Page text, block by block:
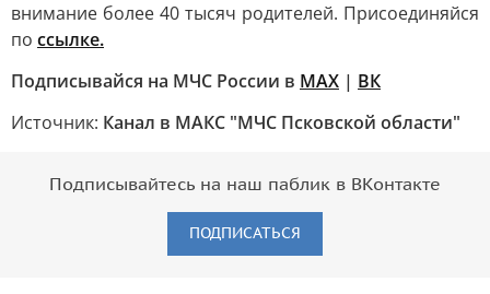
внимание более 40 тысяч родителей. Присоединяйся
по ссылке.
Подписывайся на МЧС России в MAX | ВК
Источник: Канал в МАКС "МЧС Псковской области"
Подписывайтесь на наш паблик в ВКонтакте
ПОДПИСАТЬСЯ